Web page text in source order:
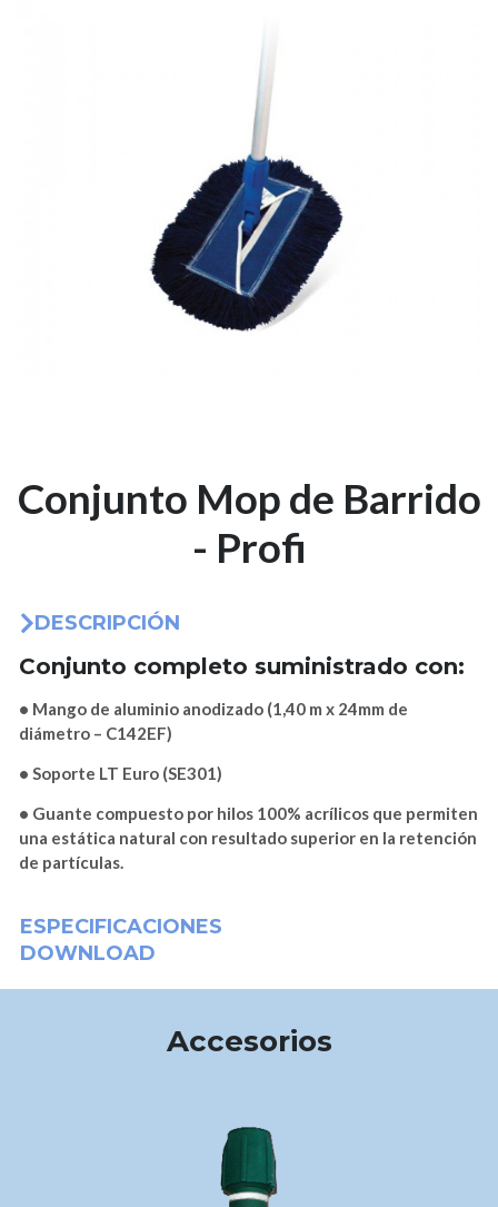
Conjunto Mop de Barrido
- Profi
DESCRIPCIÓN
Conjunto completo suministrado con:
• Mango de aluminio anodizado (1,40 m x 24mm de
diámetro – C142EF)
• Soporte LT Euro (SE301)
• Guante compuesto por hilos 100% acrílicos que permiten
una estática natural con resultado superior en la retención
de partículas.
ESPECIFICACIONES
DOWNLOAD
Accesorios